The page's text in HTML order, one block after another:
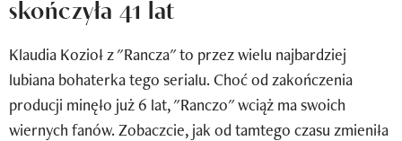
Newsletter
Wizaz Summer Influ School
Mój profil / Zarejestruj się
skończyła 41 lat
Klaudia Kozioł z "Rancza" to przez wielu najbardziej
lubiana bohaterka tego serialu. Choć od zakończenia
producji minęło już 6 lat, "Ranczo" wciąż ma swoich
wiernych fanów. Zobaczcie, jak od tamtego czasu zmieniła